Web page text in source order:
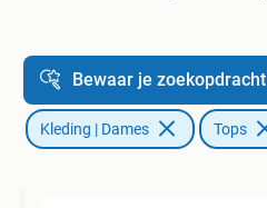
Bewaar je zoekopdracht
Kleding | Dames Tops